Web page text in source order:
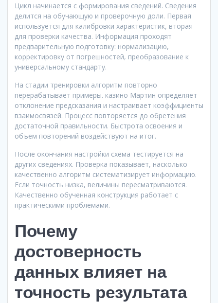
Цикл начинается с формирования сведений. Сведения
делится на обучающую и проверочную доли. Первая
используется для калибровки характеристик, вторая —
для проверки качества. Информация проходят
предварительную подготовку: нормализацию,
корректировку от погрешностей, преобразование к
универсальному стандарту.
На стадии тренировки алгоритм повторно
перерабатывает примеры. казино Мартин определяет
отклонение предсказания и настраивает коэффициенты
взаимосвязей. Процесс повторяется до обретения
достаточной правильности. Быстрота освоения и
объём повторений воздействуют на итог.
После окончания настройки схема тестируется на
других сведениях. Проверка показывает, насколько
качественно алгоритм систематизирует информацию.
Если точность низка, величины пересматриваются.
Качественно обученная конструкция работает с
практическими проблемами.
Почему
достоверность
данных влияет на
точность результата